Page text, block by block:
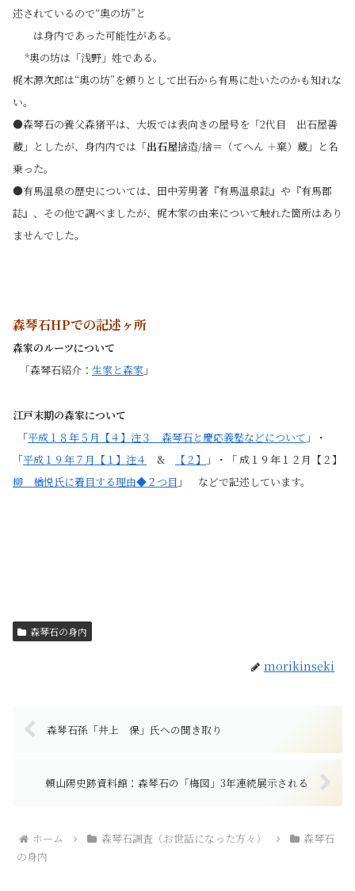
述されているので“奥の坊”と
は身内であった可能性がある。
*奥の坊は「浅野」姓である。
梶木源次郎は“奥の坊”を頼りとして出石から有馬に赴いたのかも知れな
い。
●森琴石の養父森猪平は、大坂では表向きの屋号を「2代目 出石屋善
蔵」としたが、身内内では「出石屋捨造/捨＝（てへん ＋棄）蔵」と名
乗った。
●有馬温泉の歴史については、田中芳男著『有馬温泉誌』や『有馬郡
誌』、その他で調べましたが、梶木家の由来について触れた箇所はあり
ませんでした。
森琴石HPでの記述ヶ所
森家のルーツについて
「森琴石紹介： 生家と森家 」
江戸末期の森家について
「平成１８年５月【４】注３ 森琴石と慶応義塾などについて 」・
「平成１９年７月【１】注４ & 【２】
」・「 成１９年１２月【２】
柳 楢悦氏に着目する理由◆２つ目 」 などで記述しています。
森琴石の身内
morikinseki
森琴石孫「井上 保」氏への聞き取り
頼山陽史跡資料館：森琴石の「梅図」3年連続展示される
ホーム 森琴石調査（お世話になった方々）
森琴石
の身内